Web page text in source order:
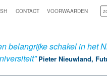
CONTACT VOORWAARDEN
belangrijke schakel in het
Pieter Nieuwland,